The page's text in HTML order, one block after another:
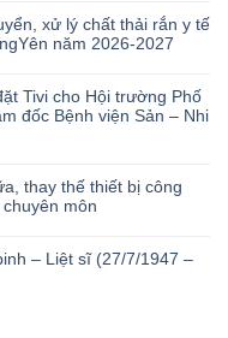
xử lý chất thải rắn y tế
năm 2026-2027
Tivi cho Hội trường Phố
đốc Bệnh viện Sản – Nhi
thay thế thiết bị công
môn
– Liệt sĩ (27/7/1947 –